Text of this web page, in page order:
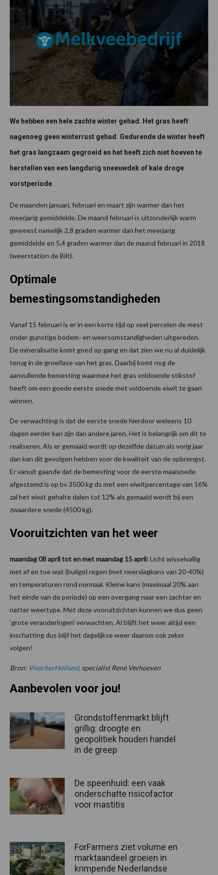
We hebben een hele zachte winter gehad. Het gras heeft
nagenoeg geen winterrust gehad. Gedurende de winter heeft
het gras langzaam gegroeid en het heeft zich niet hoeven te
herstellen van een langdurig sneeuwdek of kale droge
vorstperiode.
De maanden januari, februari en maart zijn warmer dan het
meerjarig gemiddelde. De maand februari is uitzonderlijk warm
geweest namelijk 2,8 graden warmer dan het meerjarig
gemiddelde en 5,4 graden warmer dan de maand februari in 2018
(weerstation de Bilt).
Optimale
bemestingsomstandigheden
Vanaf 15 februari is er in een korte tijd op veel percelen de mest
onder gunstige bodem- en weersomstandigheden uitgereden.
De mineralisatie komt goed op gang en dat zien we nu al duidelijk
terug in de groeifase van het gras. Daarbij komt nog de
aanvullende bemesting waarmee het gras voldoende stikstof
heeft om een goede eerste snede met voldoende eiwit te gaan
winnen.
De verwachting is dat de eerste snede hierdoor weleens 10
dagen eerder kan zijn dan andere jaren. Het is belangrijk om dit te
realiseren. Als er gemaaid wordt op dezelfde datum als vorig jaar
dan kan dit gevolgen hebben voor de kwaliteit van de opbrengst.
Er vanuit gaande dat de bemesting voor de eerste maaisnede
afgestemd is op bv 3500 kg ds met een eiwitpercentage van 16%
zal het eiwit gehalte dalen tot 12% als gemaaid wordt bij een
zwaardere snede (4500 kg).
Vooruitzichten van het weer
maandag 08 april tot en met maandag 15 april: Licht wisselvallig
met af en toe wat (buiige) regen (met neerslagkans van 20-40%)
en temperaturen rond normaal. Kleine kans (maximaal 20% aan
het einde van de periode) op een overgang naar een zachter en
natter weertype. Met deze vooruitzichten kunnen we dus geen
‘grote veranderingen’ verwachten. Al blijft het weer altijd een
inschatting dus blijf het dagelijkse weer daarom ook zeker
volgen!
Bron: VisscherHolland, specialist René Verhoeven
Aanbevolen voor jou!
Grondstoffenmarkt blijft
grillig: droogte en
geopolitiek houden handel
in de greep
De speenhuid: een vaak
onderschatte risicofactor
voor mastitis
ForFarmers ziet volume en
marktaandeel groeien in
krimpende Nederlandse